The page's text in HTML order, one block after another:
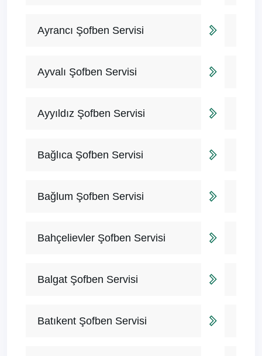
Ayrancı Şofben Servisi
Ayvalı Şofben Servisi
Ayyıldız Şofben Servisi
Bağlıca Şofben Servisi
Bağlum Şofben Servisi
Bahçelievler Şofben Servisi
Balgat Şofben Servisi
Batıkent Şofben Servisi